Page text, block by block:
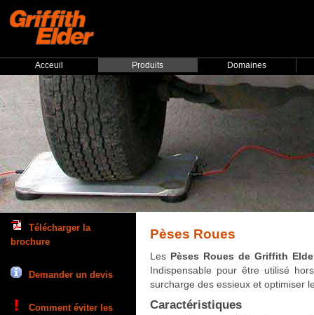
Pèses Roues
Les Pèses Roues de Griffith
Indispensable pour être utilisé
surcharge des essieux et optimiser
Caractéristiques
Télécharger la
brochure
Demander un devis
Comment éviter les
Acceuil Produits Domaines